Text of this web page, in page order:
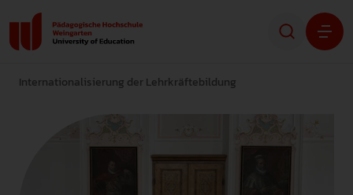
Forschung
Internationalisierung der Lehrkräftebildung